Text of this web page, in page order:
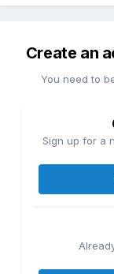
Create an
You need to
Sign up for a